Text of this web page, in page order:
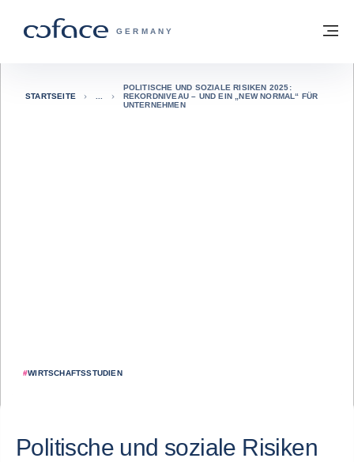
COFACE FOR TRADE - WEBSEITE DER
GERMANY
Zurück zur Startseite
#WIRTSCHAFTSSTUDIEN
STARTSEITE
POLITISCHE UND SOZIALE RISIKEN 2025:
REKORDNIVEAU – UND EIN „NEW NORMAL“ FÜR
UNTERNEHMEN
Politische und soziale Risiken